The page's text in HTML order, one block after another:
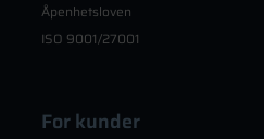
Åpenhetsloven
ISO 9001/27001
For kunder